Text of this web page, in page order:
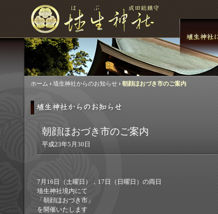
ホーム › 埴生神社からのお知らせ › 朝顔ほおづき市のご案内
朝顔ほおづき市のご案内
平成23年5月30日
7月16日（土曜日），17日（日曜日）の両日
埴生神社境内にて
「朝顔ほおづき市」
を開催いたします